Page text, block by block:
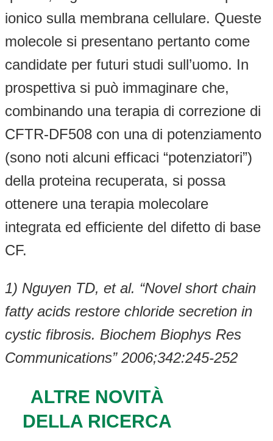
ionico sulla membrana cellulare. Queste
molecole si presentano pertanto come
candidate per futuri studi sull’uomo. In
prospettiva si può immaginare che,
combinando una terapia di correzione di
CFTR-DF508 con una di potenziamento
(sono noti alcuni efficaci “potenziatori”)
della proteina recuperata, si possa
ottenere una terapia molecolare
integrata ed efficiente del difetto di base
CF.
1) Nguyen TD, et al. “Novel short chain
fatty acids restore chloride secretion in
cystic fibrosis. Biochem Biophys Res
Communications” 2006;342:245-252
ALTRE NOVITÀ
DELLA RICERCA